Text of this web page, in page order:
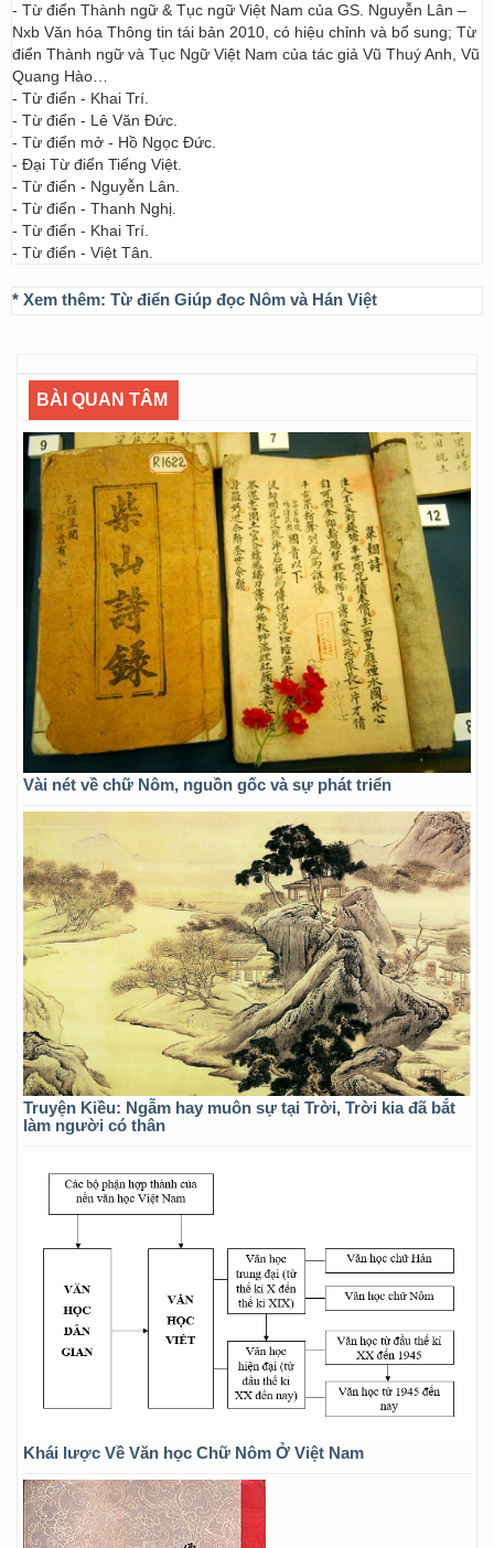
- Từ điển Thành ngữ & Tục ngữ Việt Nam của GS. Nguyễn Lân –
Nxb Văn hóa Thông tin tái bản 2010, có hiệu chỉnh và bổ sung; Từ
điển Thành ngữ và Tục Ngữ Việt Nam của tác giả Vũ Thuý Anh, Vũ
Quang Hào…
- Từ điển - Khai Trí.
- Từ điển - Lê Văn Đức.
- Từ điển mở - Hồ Ngọc Đức.
- Đại Từ điển Tiếng Việt.
- Từ điển - Nguyễn Lân.
- Từ điển - Thanh Nghị.
- Từ điển - Khai Trí.
- Từ điển - Việt Tân.
* Xem thêm: Từ điển Giúp đọc Nôm và Hán Việt
BÀI QUAN TÂM
Vài nét về chữ Nôm, nguồn gốc và sự phát triển
Truyện Kiều: Ngẫm hay muôn sự tại Trời, Trời kia đã bắt
làm người có thân
Khái lược Về Văn học Chữ Nôm Ở Việt Nam